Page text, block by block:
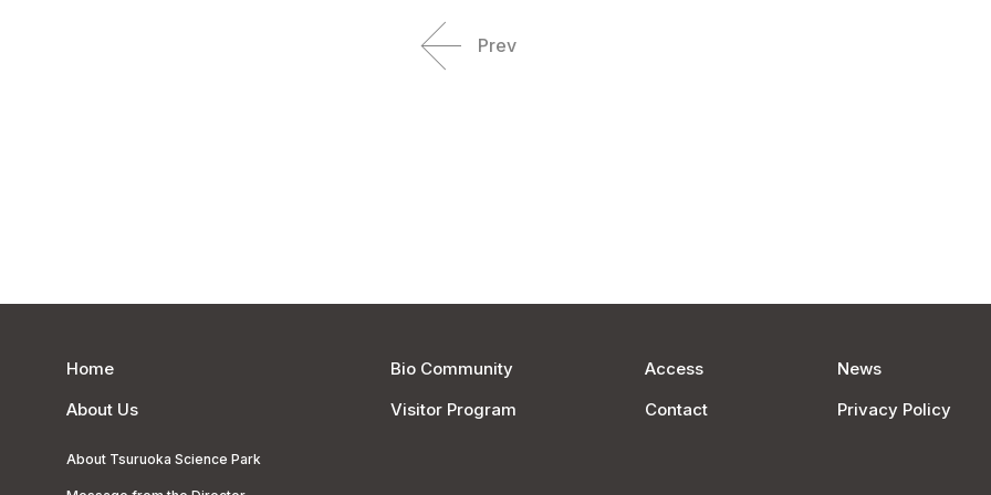
Prev
Home
About Us
About Tsuruoka Science Park
Bio Community
Visitor Program
Access
Contact
News
Privacy Policy